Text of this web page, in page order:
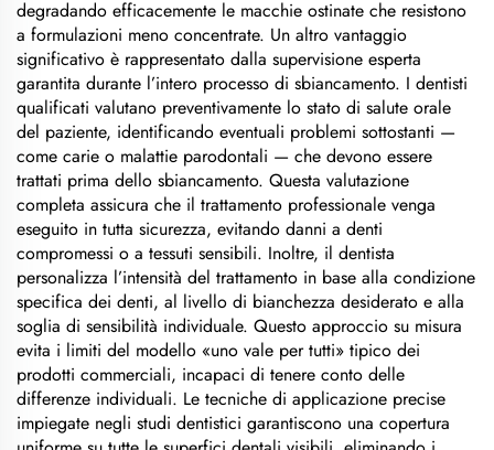
degradando efficacemente le macchie ostinate che resistono
a formulazioni meno concentrate. Un altro vantaggio
significativo è rappresentato dalla supervisione esperta
garantita durante l’intero processo di sbiancamento. I dentisti
qualificati valutano preventivamente lo stato di salute orale
del paziente, identificando eventuali problemi sottostanti —
come carie o malattie parodontali — che devono essere
trattati prima dello sbiancamento. Questa valutazione
completa assicura che il trattamento professionale venga
eseguito in tutta sicurezza, evitando danni a denti
compromessi o a tessuti sensibili. Inoltre, il dentista
personalizza l’intensità del trattamento in base alla condizione
specifica dei denti, al livello di bianchezza desiderato e alla
soglia di sensibilità individuale. Questo approccio su misura
evita i limiti del modello «uno vale per tutti» tipico dei
prodotti commerciali, incapaci di tenere conto delle
differenze individuali. Le tecniche di applicazione precise
impiegate negli studi dentistici garantiscono una copertura